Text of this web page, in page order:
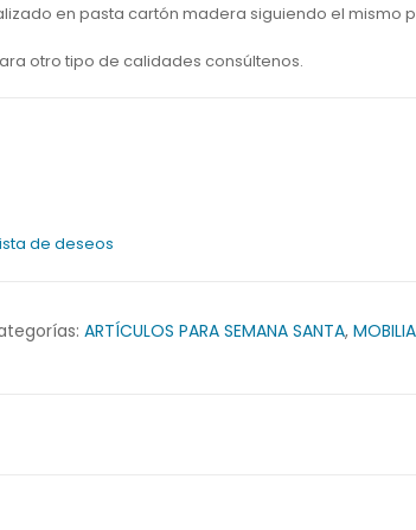
desde
hasta
en pasta cartón madera siguiendo el mismo
otro tipo de calidades consúltenos.
de deseos
ARTÍCULOS PARA SEMANA SANTA,